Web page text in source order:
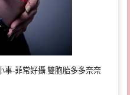
事-菲常好攝 雙胞胎多多奈奈